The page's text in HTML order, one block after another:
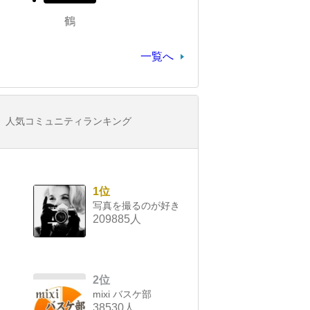
鶴
一覧へ
人気コミュニティランキング
1位
写真を撮るのが好き
209885人
2位
mixi バスケ部